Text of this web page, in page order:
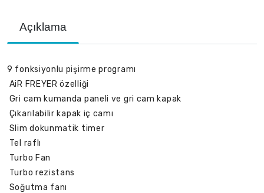
Açıklama
9 fonksiyonlu pişirme programı
AiR FREYER özelliği
Gri cam kumanda paneli ve gri cam kapak
Çıkarılabilir kapak iç camı
Slim dokunmatik timer
Tel raflı
Turbo Fan
Turbo rezistans
Soğutma fanı